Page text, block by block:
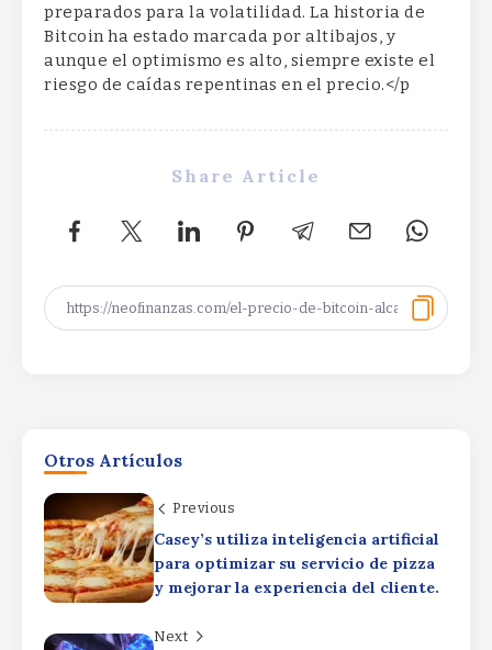
preparados para la volatilidad. La historia de
Bitcoin ha estado marcada por altibajos, y
aunque el optimismo es alto, siempre existe el
riesgo de caídas repentinas en el precio.</p
Share Article
Otros Artículos
Previous
Casey’s utiliza inteligencia artificial
para optimizar su servicio de pizza
y mejorar la experiencia del cliente.
Next
ProfitsProductivity Driving Profits
ByRafael Martín F.
Elizabeth Warren backs crypto rules, rejects
CLARITY ActElizabeth Warren backs crypto rules,
rejects CLARITY ActElizabeth Warren backs
crypto rules, rejects CLARITY Act
ByRafael Martín F.